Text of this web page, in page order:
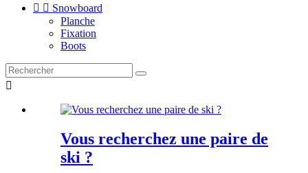
  Snowboard
Planche
Fixation
Boots

Vous recherchez une paire de
ski ?